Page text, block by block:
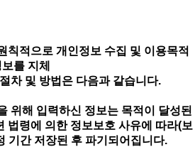
적으로 개인정보 수집 및 이용목적
를 지체
차 및 방법은 다음과 같습니다.
위해 입력하신 정보는 목적이 달성된
법령에 의한 정보보호 사유에 따라(보
기간 저장된 후 파기되어집니다.